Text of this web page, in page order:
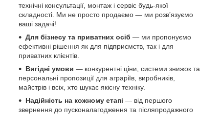
технічні консультації, монтаж і сервіс будь-якої
складності. Ми не просто продаємо — ми розв’язуємо
ваші задачі!
Для бізнесу та приватних осіб — ми пропонуємо
ефективні рішення як для підприємств, так і для
приватних клієнтів.
Вигідні умови — конкурентні ціни, системи знижок та
персональні пропозиції для аграріїв, виробників,
майстрів і всіх, хто шукає якісну техніку.
Надійність на кожному етапі — від першого
звернення до пусконалагодження та післяпродажного